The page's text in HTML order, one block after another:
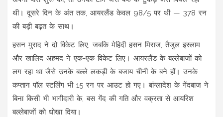
थी। दूसरे दिन के अंत तक, आयरलैंड केवल 98/5 पर थी — 378 रन
की बड़ी बढ़त के साथ।
हसन मुराद ने दो विकेट लिए, जबकिमेहिदी हसन मिराज,तैजुल इस्लाम
औरखालिद अहमद ने एक-एक विकेट लिए। आयरलैंड के बल्लेबाजों को
लग रहा था जैसे उनके बल्ले लकड़ी के बजाय चीनी के बने हों। उनके
कप्तान पॉल स्टर्लिंग भी 15 रन पर आउट हो गए। बांग्लादेश के गेंदबाज ने
बिना किसी भी भागीदारी के, बस गेंद की गति और वक्रता से आयरिश
बल्लेबाजों को धोखा दिया।